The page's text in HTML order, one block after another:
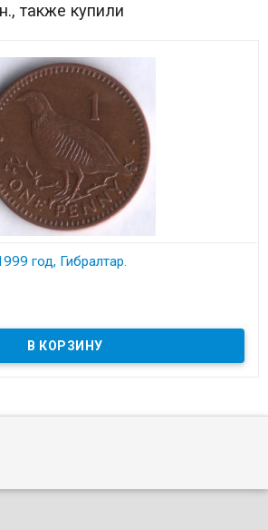
также купили
год, Гибралтар.